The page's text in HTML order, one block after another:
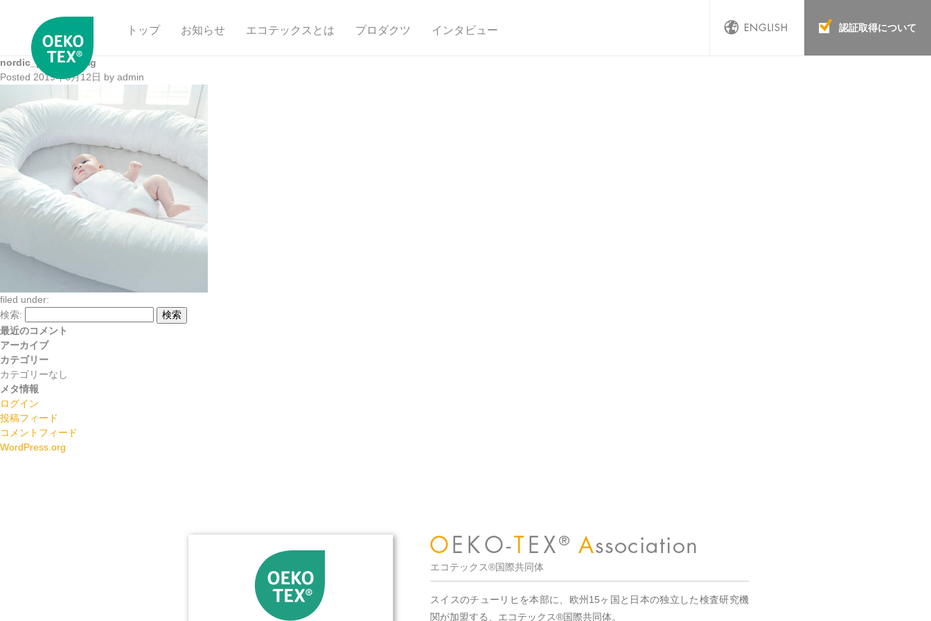
トップ お知らせ エコテックスとは プロダクツ インタビュー 認証取得について
nordic_product_img
Posted 2019年6月12日 by admin
filed under:
検索:
検索
最近のコメント
アーカイブ
カテゴリー
カテゴリーなし
メタ情報
ログイン
投稿フィード
コメントフィード
WordPress.org
エコテックス®国際共同体
スイスのチューリヒを本部に、欧州15ヶ国と日本の独立した検査研究機
関が加盟する、エコテックス®国際共同体。